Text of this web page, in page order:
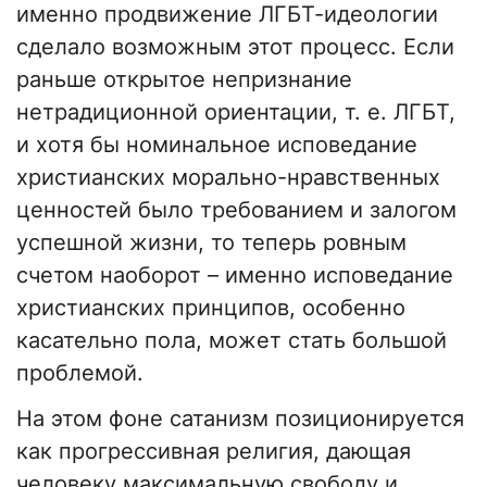
именно продвижение ЛГБТ-идеологии
сделало возможным этот процесс. Если
раньше открытое непризнание
нетрадиционной ориентации, т. е. ЛГБТ,
и хотя бы номинальное исповедание
христианских морально-нравственных
ценностей было требованием и залогом
успешной жизни, то теперь ровным
счетом наоборот – именно исповедание
христианских принципов, особенно
касательно пола, может стать большой
проблемой.
На этом фоне сатанизм позиционируется
как прогрессивная религия, дающая